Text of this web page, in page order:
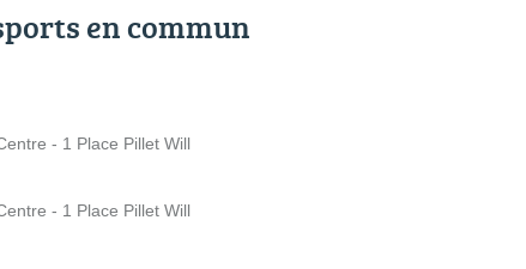
en commun
- 1 Place Pillet Will
- 1 Place Pillet Will